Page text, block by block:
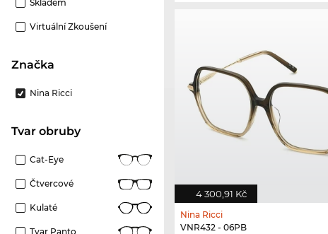
Skladem
Virtuální Zkoušení
Značka
Nina Ricci
Tvar obruby
Cat-Eye
Čtvercové
Kulaté
Tvar Panto
4 300,91 Kč
Nina Ricci
VNR432 - 06PB